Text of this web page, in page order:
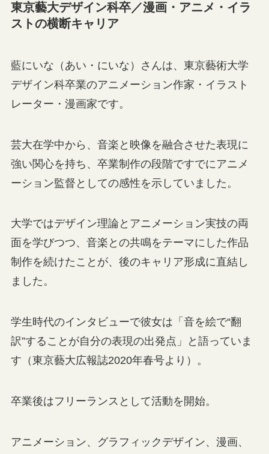
東京藝大デザイン科卒／漫画・アニメ・イラ
ストの横断キャリア
藍にいな（あい・にいな）さんは、東京藝術大学
デザイン科卒業のアニメーション作家・イラスト
レーター・漫画家です。
芸大在学中から、音楽と映像を融合させた表現に
強い関心を持ち、卒業制作の段階ですでにアニメ
ーション監督としての感性を示していました。
大学ではデザイン理論とアニメーション実技の両
面を学びつつ、音楽との共鳴をテーマにした作品
制作を続けたことが、後のキャリア形成に直結し
ました。
学生時代のインタビューで彼女は「音を絵で“翻
訳”することが自分の表現の出発点」と語っていま
す（東京藝大広報誌2020年春号より）。
卒業後はフリーランスとして活動を開始。
アニメーション、グラフィックデザイン、漫画、